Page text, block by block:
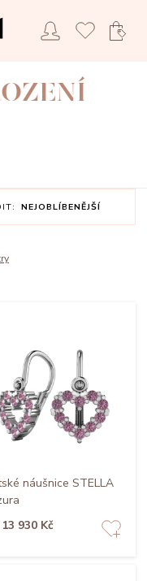
NEJOBLÍBENĚJŠÍ
náušnice STELLA
930 Kč